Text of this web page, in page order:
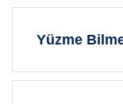
Yüzme